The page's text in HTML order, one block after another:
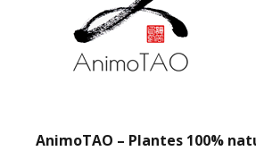
AnimoTAO – Plantes 100%